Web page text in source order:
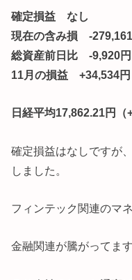
確定損益 なし
現在の含み損 -279,161
総資産前日比 -9,920円
11月の損益 +34,534円
日経平均17,862.21円（
確定損益はなしですが
しました。
フィンテック関連のマ
金融関連が騰がってま